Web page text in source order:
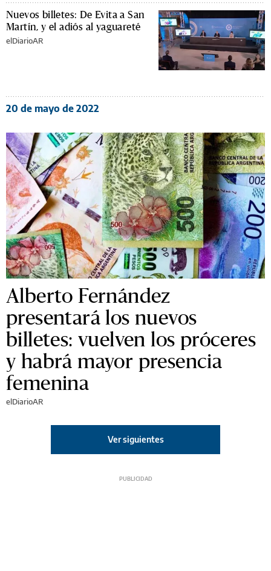
Nuevos billetes: De Evita a San
Martín, y el adiós al yaguareté
elDiarioAR
20 de mayo de 2022
Alberto Fernández
presentará los nuevos
billetes: vuelven los próceres
y habrá mayor presencia
femenina
elDiarioAR
Ver siguientes